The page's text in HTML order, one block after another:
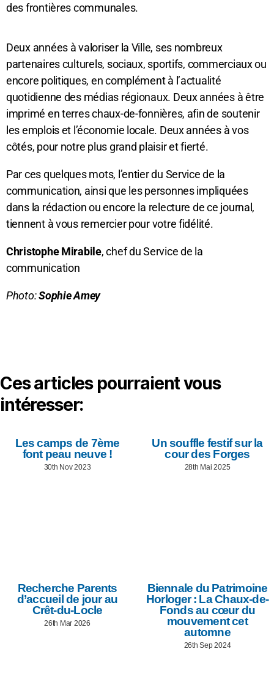
des frontières communales.
Deux années à valoriser la Ville, ses nombreux
partenaires culturels, sociaux, sportifs, commerciaux ou
encore politiques, en complément à l’actualité
quotidienne des médias régionaux. Deux années à être
imprimé en terres chaux-de-fonnières, afin de soutenir
les emplois et l’économie locale. Deux années à vos
côtés, pour notre plus grand plaisir et fierté.
Par ces quelques mots, l’entier du Service de la
communication, ainsi que les personnes impliquées
dans la rédaction ou encore la relecture de ce journal,
tiennent à vous remercier pour votre fidélité.
Christophe Mirabile, chef du Service de la
communication
Photo:Sophie Amey
Ces articles pourraient vous
intéresser:
Les camps de 7ème
font peau neuve !
30th Nov 2023
Un souffle festif sur la
cour des Forges
28th Mai 2025
Recherche Parents
d’accueil de jour au
Crêt-du-Locle
26th Mar 2026
Biennale du Patrimoine
Horloger : La Chaux-de-
Fonds au cœur du
mouvement cet
automne
26th Sep 2024